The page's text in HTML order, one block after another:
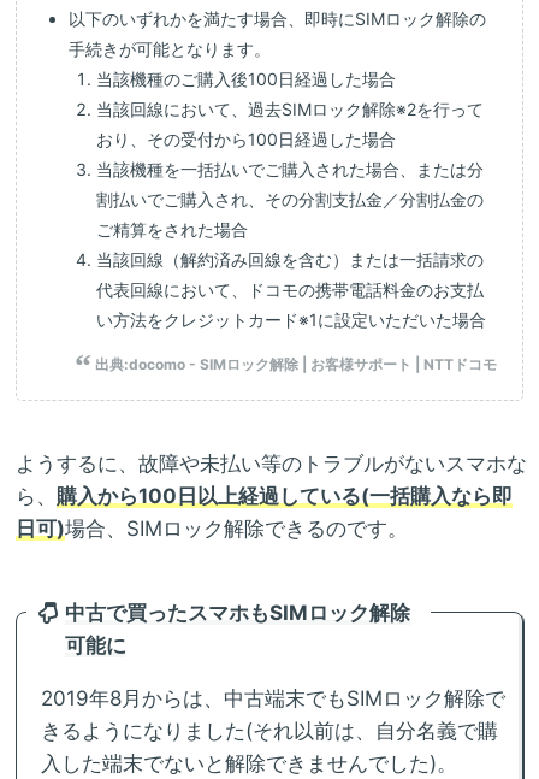
以下のいずれかを満たす場合、即時にSIMロック解除の
手続きが可能となります。
当該機種のご購入後100日経過した場合
当該回線において、過去SIMロック解除※2を行って
おり、その受付から100日経過した場合
当該機種を一括払いでご購入された場合、または分
割払いでご購入され、その分割支払金／分割払金の
ご精算をされた場合
当該回線（解約済み回線を含む）または一括請求の
代表回線において、ドコモの携帯電話料金のお支払
い方法をクレジットカード※1に設定いただいた場合
出典:docomo - SIMロック解除 | お客様サポート | NTTドコモ
ようするに、故障や未払い等のトラブルがないスマホな
ら、 購入から100日以上経過している(一括購入なら即
日可)場合、SIMロック解除できるのです。
中古で買ったスマホもSIMロック解除
可能に
2019年8月からは、中古端末でもSIMロック解除で
きるようになりました(それ以前は、自分名義で購
入した端末でないと解除できませんでした)。